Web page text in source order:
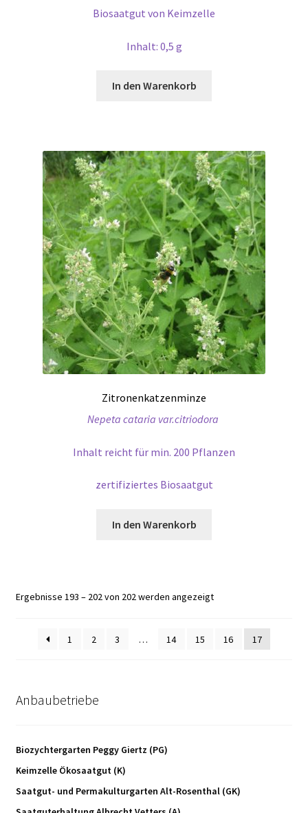
Biosaatgut von Keimzelle
Inhalt: 0,5 g
In den Warenkorb
Zitronenkatzenminze
Nepeta cataria var.citriodora
Inhalt reicht für min. 200 Pflanzen
zertifiziertes Biosaatgut
In den Warenkorb
Ergebnisse 193 – 202 von 202 werden angezeigt
1 2 3 … 14 15 16 17
Anbaubetriebe
Biozychtergarten Peggy Giertz (PG)
Keimzelle Ökosaatgut (K)
Saatgut- und Permakulturgarten Alt-Rosenthal (GK)